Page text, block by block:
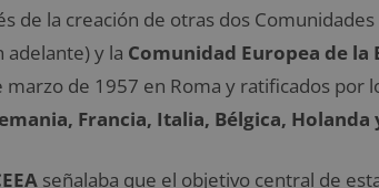
de la creación de otras dos Comunidades
adelante) y la Comunidad Europea de la
de 1957 en Roma y ratificados por
Francia, Italia, Bélgica,
señalaba que el objetivo central de